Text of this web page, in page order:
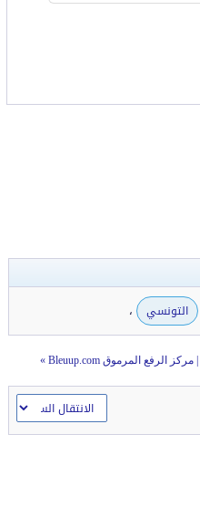
التونسي ،
|مركز الرفع المرموق Bleuup.com »